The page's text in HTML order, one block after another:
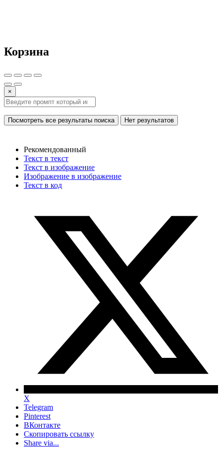
Корзина
×
Посмотреть все результаты поиска Нет результатов
Рекомендованный
Текст в текст
Текст в изображение
Изображение в изображение
Текст в код
X
Telegram
Pinterest
ВКонтакте
Скопировать ссылку
Share via...